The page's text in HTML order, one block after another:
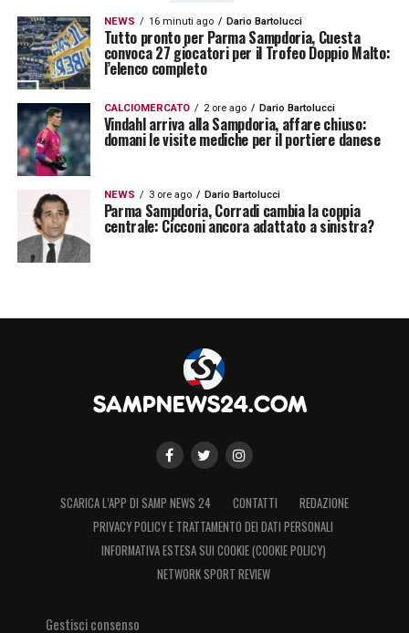
NEWS 16 minuti ago Dario Bartolucci
Tutto pronto per Parma Sampdoria, Cuesta
convoca 27 giocatori per il Trofeo Doppio Malto:
l’elenco completo
CALCIOMERCATO 2 ore ago Dario Bartolucci
Vindahl arriva alla Sampdoria, affare chiuso:
domani le visite mediche per il portiere danese
NEWS 3 ore ago Dario Bartolucci
Parma Sampdoria, Corradi cambia la coppia
centrale: Cicconi ancora adattato a sinistra?
SCARICA L’APP DI SAMP NEWS 24 CONTATTI
REDAZIONE
PRIVACY POLICY E TRATTAMENTO DEI DATI PERSONALI
INFORMATIVA ESTESA SUI COOKIE (COOKIE POLICY)
NETWORK SPORT REVIEW
Gestisci consenso